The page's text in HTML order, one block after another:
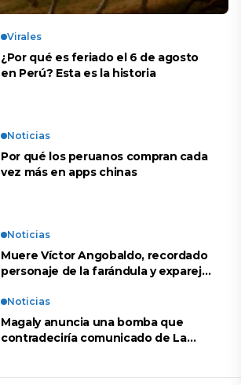
Virales
¿Por qué es feriado el 6 de agosto
en Perú? Esta es la historia
Noticias
Por qué los peruanos compran cada
vez más en apps chinas
Noticias
Muere Víctor Angobaldo, recordado
personaje de la farándula y expareja
Noticias
Magaly anuncia una bomba que
contradeciría comunicado de La